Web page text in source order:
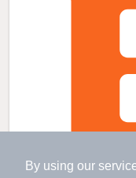
By using our